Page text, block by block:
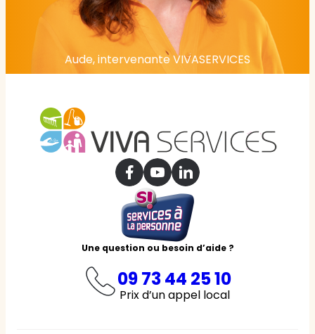
Aude, intervenante VIVASERVICES
Une question ou besoin d’aide ?
09 73 44 25 10
Prix d’un appel local